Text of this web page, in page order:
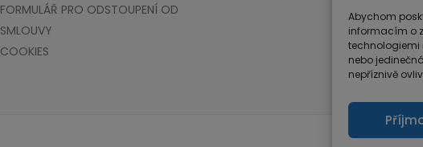
Abychom
informacím o
technologiemi
nebo
nepříznivě
FORMULÁŘ PRO ODSTOUPENÍ OD
SMLOUVY
COOKIES